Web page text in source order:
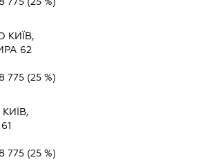
КИЇВ,
62
775 (25 %)
КИЇВ,
775 (25 %)